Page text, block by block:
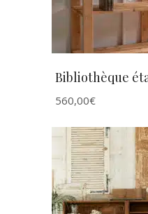
Bibliothèque
560,00€